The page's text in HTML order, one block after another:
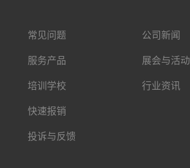
常见问题
服务产品
培训学校
快速报销
投诉与反馈
公司新闻
展会与活动
行业资讯